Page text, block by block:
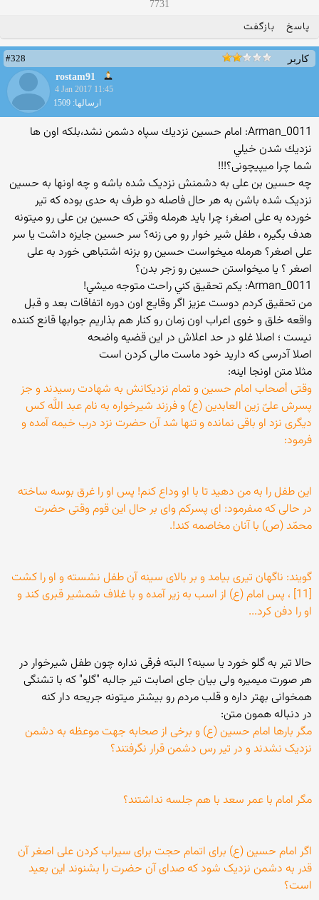
7731
پاسخ بازگفت
کاربر
#328
rostam91
4 Jan 2017 11:45
ارسالها: 1509
Arman_0011: امام حسين نزديك سپاه دشمن نشد،بلكه اون ها
نزديك شدن خيلي
شما چرا میپیچونی؟!!!
چه حسین بن علی به دشمنش نزدیک شده باشه و چه اونها به حسین
نزدیک شده باشن به هر حال فاصله دو طرف به حدی بوده که تیر
خورده به علی اصغر؛ چرا باید هرمله وقتی که حسین بن علی رو میتونه
هدف بگیره ، طفل شیر خوار رو می زنه؟ سر حسین جایزه داشت یا سر
علی اصغر؟ هرمله میخواست حسین رو بزنه اشتباهی خورد به علی
اصغر ؟ یا میخواستن حسین رو زجر بدن؟
Arman_0011: يكم تحقيق كني راحت متوجه ميشي!
من تحقیق کردم دوست عزیز اگر وقایع اون دوره اتفاقات بعد و قبل
واقعه خلق و خوی اعراب اون زمان رو کنار هم بذاریم جوابها قانع کننده
نیست ؛ اصلا غلو در حد اعلاش در این قضیه واضحه
اصلا آدرسی که دارید خود ماست مالی کردن است
مثلا متن اونجا اینه:
وقتى أصحاب امام حسین و تمام نزدیکانش به شهادت رسیدند و جز
پسرش علىّ زین العابدین (ع) و فرزند شیرخواره به نام عبد اللَّه کس
دیگرى نزد او باقى نمانده و تنها شد آن حضرت نزد درب خیمه آمده و
فرمود:
این طفل را به من دهید تا با او وداع کنم! پس او را غرق بوسه ساخته
در حالى که مى‏فرمود: اى پسرکم واى بر حال این قوم وقتى حضرت
محمّد (ص) با آنان مخاصمه کند!.
گویند: ناگهان تیرى بیامد و بر بالاى سینه آن طفل نشسته و او را کشت
[11] ، پس امام (ع) از اسب به زیر آمده و با غلاف شمشیر قبرى کند و
او را دفن کرد...
حالا تیر به گلو خورد یا سینه؟ البته فرقی نداره چون طفل شیرخوار در
هر صورت میمیره ولی بیان جای اصابت تیر جالبه "گلو" که با تشنگی
همخوانی بهتر داره و قلب مردم رو بیشتر میتونه جریحه دار کنه
در دنباله همون متن:
مگر بارها امام حسین (ع) و برخی از صحابه جهت موعظه به دشمن
نزدیک نشدند و در تیر رس دشمن قرار نگرفتند؟
مگر امام با عمر سعد با هم جلسه نداشتند؟
اگر امام حسین (ع) برای اتمام حجت برای سیراب کردن علی اصغر آن
قدر به دشمن نزدیک شود که صدای آن حضرت را بشنوند این بعید
است؟